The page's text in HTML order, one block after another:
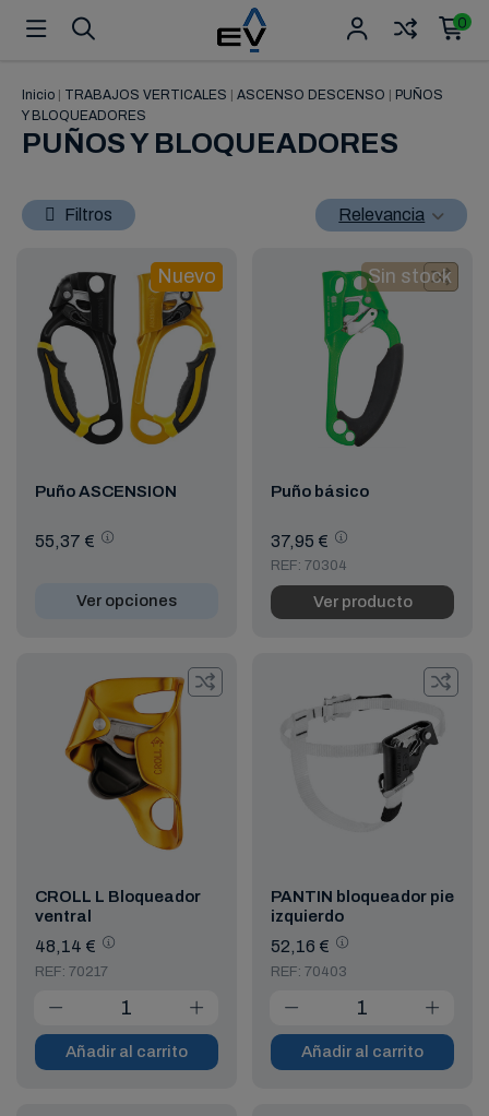
0
Inicio TRABAJOS VERTICALES ASCENSO DESCENSO
PUÑOS
Y BLOQUEADORES
PUÑOS Y BLOQUEADORES
Filtros Relevancia
Nuevo
Puño ASCENSION
55,37 €
Ver opciones
Sin stock
Puño básico
37,95 €
REF: 70304
Ver producto
CROLL L Bloqueador
ventral
48,14 €
REF: 70217
Añadir al carrito
PANTIN bloqueador pie
izquierdo
52,16 €
REF: 70403
Añadir al carrito